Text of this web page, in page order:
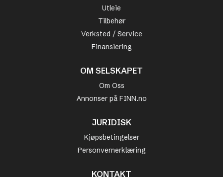
Utleie
Tilbehør
Verksted / Service
Finansiering
OM SELSKAPET
Om Oss
Annonser på FINN.no
JURIDISK
Kjøpsbetingelser
Personvernerklæring
KONTAKT